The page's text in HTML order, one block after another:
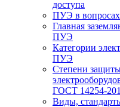
доступа
ПУЭ в вопросах
Главная
ПУЭ
Категории
ПУЭ
Степени
ГОСТ 14254-
Виды,